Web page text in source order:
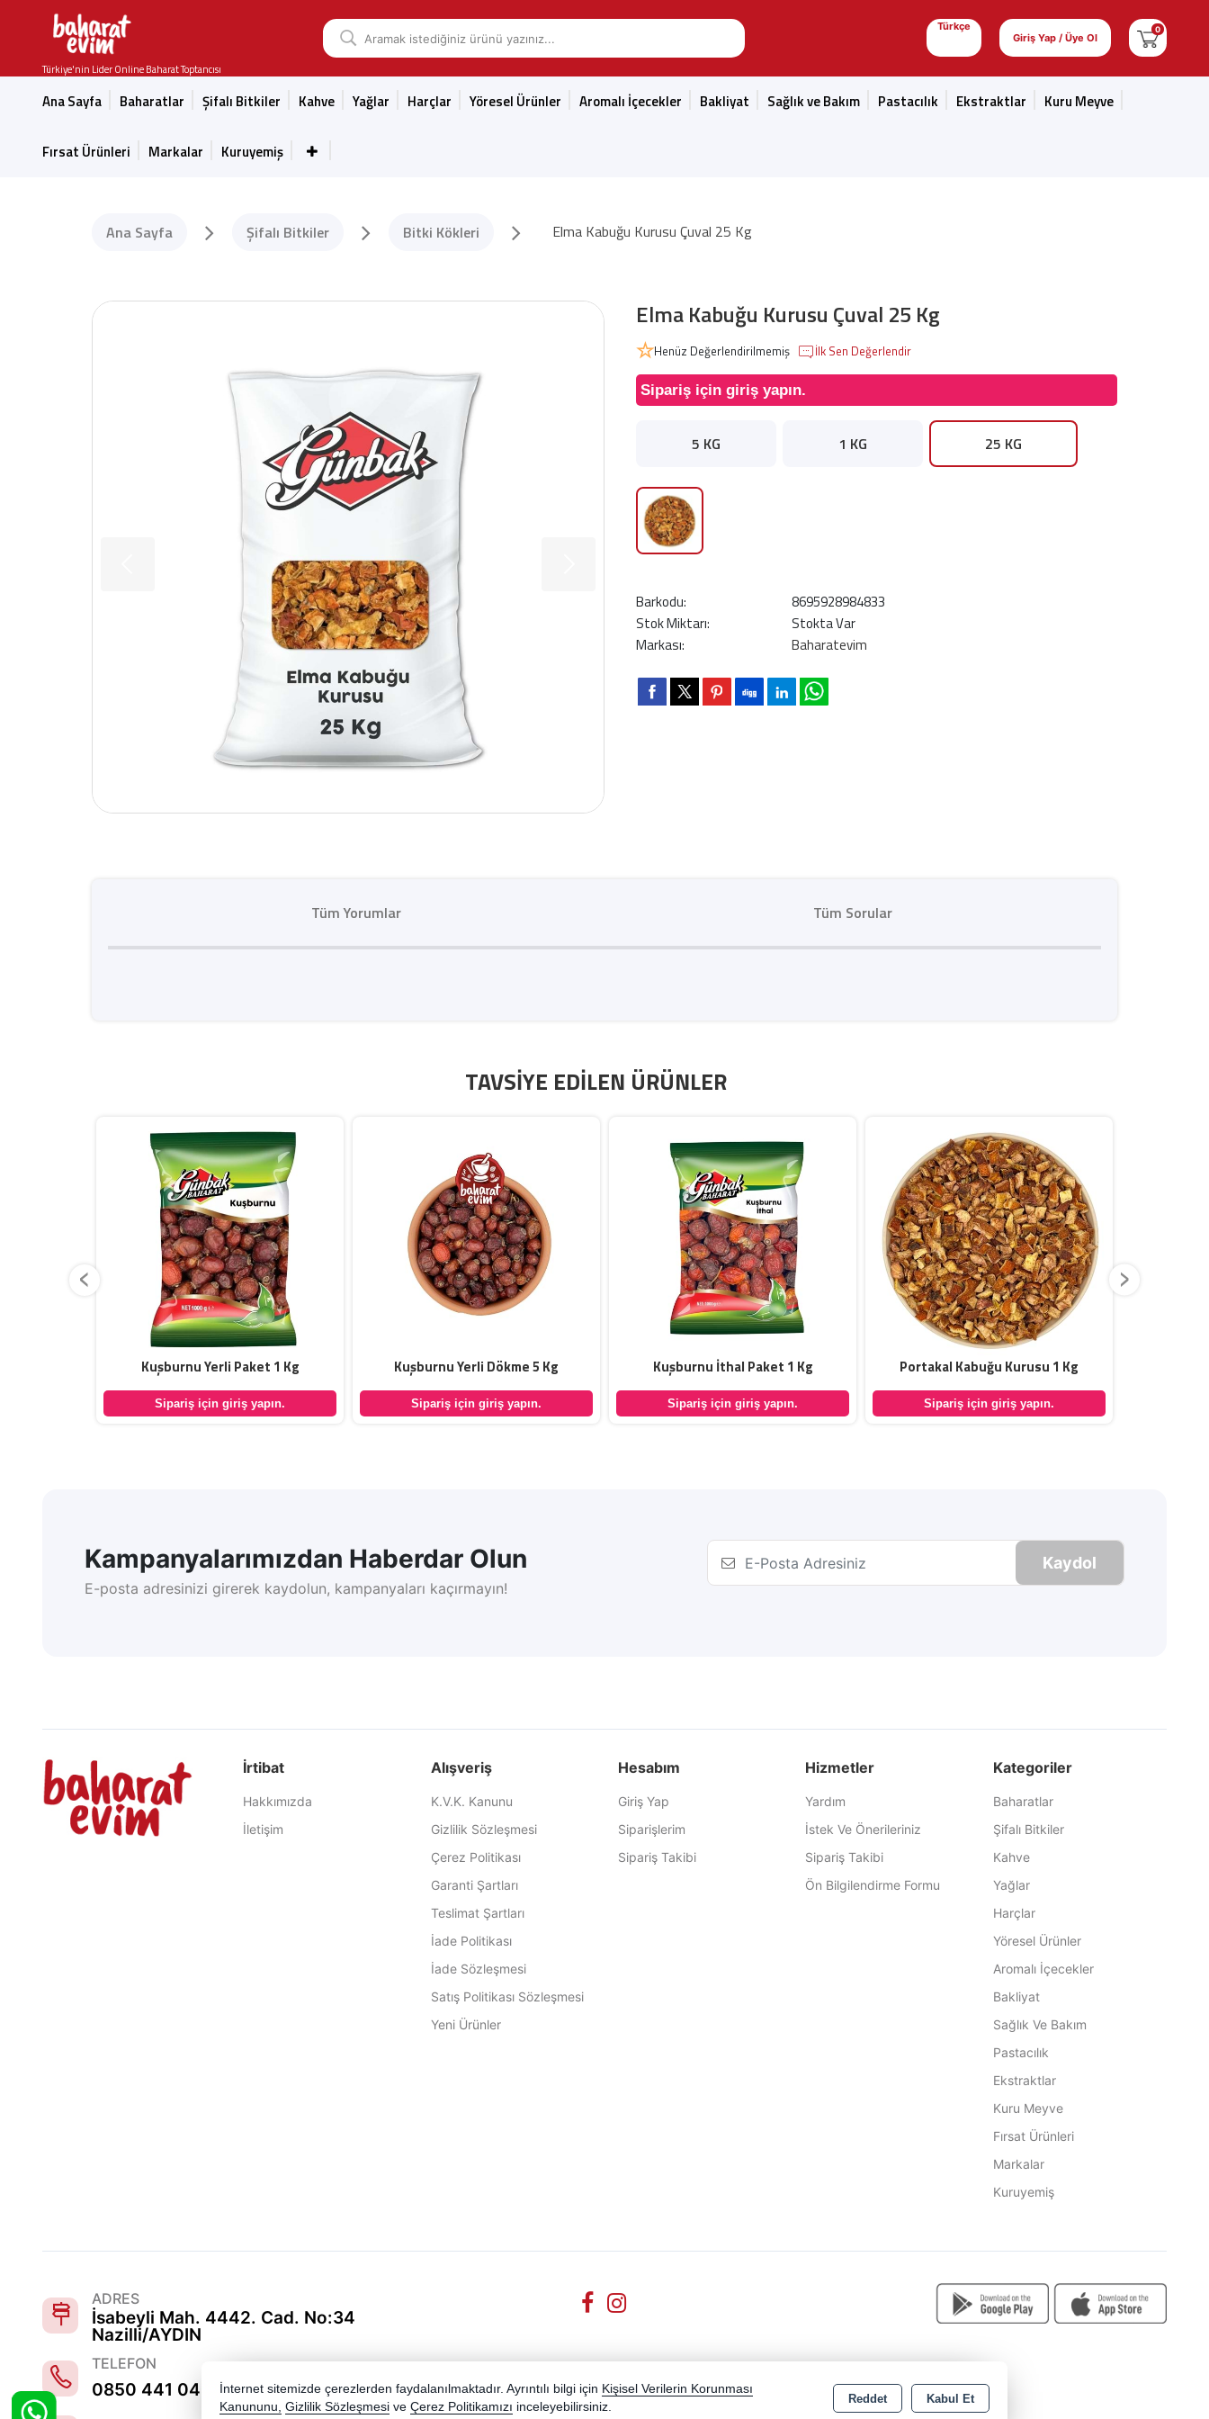
Türkiye'nin Lider Online Baharat Toptancısı
Türkçe
Giriş Yap / Üye Ol
0
Ana Sayfa Baharatlar Şifalı Bitkiler Kahve Yağlar Harçlar Yöresel Ürünler Aromalı İçecekler Bakliyat Sağlık ve Bakım Pastacılık Ekstraktlar Kuru Meyve
Fırsat Ürünleri Markalar Kuruyemiş
Ana Sayfa Şifalı Bitkiler Bitki Kökleri Elma Kabuğu Kurusu Çuval 25 Kg
Elma Kabuğu Kurusu Çuval 25 Kg
Henüz Değerlendirilmemiş İlk Sen Değerlendir
Sipariş için giriş yapın.
5 KG 1 KG 25 KG
Barkodu:
8695928984833
Stok Miktarı:
Stokta Var
Markası:
Baharatevim
Tüm Yorumlar Tüm Sorular
TAVSIYE EDILEN ÜRÜNLER
Kuşburnu Yerli Paket 1 Kg
Sipariş için giriş yapın.
Kuşburnu Yerli Dökme 5 Kg
Sipariş için giriş yapın.
Kuşburnu İthal Paket 1 Kg
Sipariş için giriş yapın.
Portakal Kabuğu Kurusu 1 Kg
Sipariş için giriş yapın.
‹ ›
Kampanyalarımızdan Haberdar Olun
E-posta adresinizi girerek kaydolun, kampanyaları kaçırmayın!
Kaydol
İrtibat
Hakkımızda
İletişim
Alışveriş
K.V.K. Kanunu
Gizlilik Sözleşmesi
Çerez Politikası
Garanti Şartları
Teslimat Şartları
İade Politikası
İade Sözleşmesi
Satış Politikası Sözleşmesi
Yeni Ürünler
Hesabım
Giriş Yap
Siparişlerim
Sipariş Takibi
Hizmetler
Yardım
İstek Ve Önerileriniz
Sipariş Takibi
Ön Bilgilendirme Formu
Kategoriler
Baharatlar
Şifalı Bitkiler
Kahve
Yağlar
Harçlar
Yöresel Ürünler
Aromalı İçecekler
Bakliyat
Sağlık Ve Bakım
Pastacılık
Ekstraktlar
Kuru Meyve
Fırsat Ürünleri
Markalar
Kuruyemiş
ADRES
İsabeyli Mah. 4442. Cad. No:34
Nazilli/AYDIN
TELEFON
0850 441 0486İnternet sitemizde çerezlerden faydalanılmaktadır. Ayrıntılı bilgi için Kişisel Verilerin Korunması
Kanununu, Gizlilik Sözleşmesi ve Çerez Politikamızı inceleyebilirsiniz.
Reddet Kabul Et